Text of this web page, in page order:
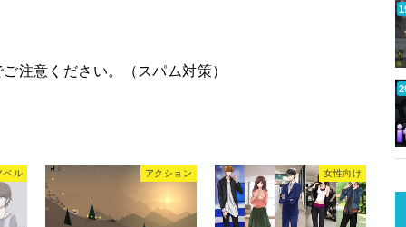
注意ください。（スパム対策）
ベル アクション 女性向け